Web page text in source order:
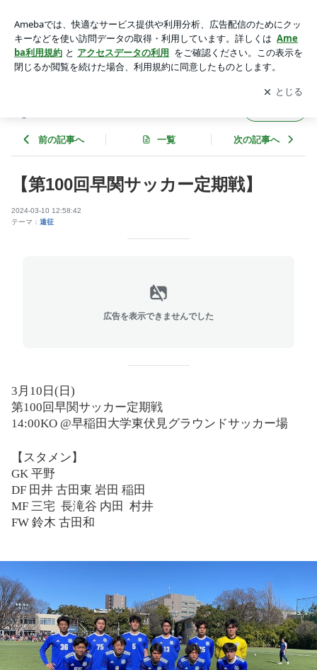
ブログ
アプリをダウンロードして ブログの更新通知
を受け取りまし
ょう。
開く
前の記事へ 一覧 次の記事へ
【第100回早関サッカー定期戦】
2024-03-10 12:58:42
テーマ： 遠征
広告を表示できませんでした
3 月 10 日 ( 日 )
第100回早関サッカー定期戦
14:00KO @早稲田大学東伏見グラウンドサッカー場
【スタメン】
GK 平野
DF 田井 古田東 岩田 稲田
MF 三宅 長滝谷 内田
村井
FW 鈴木 古田和